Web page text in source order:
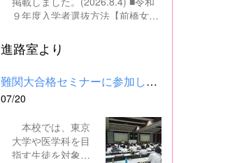
９年度入学者選抜方法【前橋女子
委員会webサイト 高校入試に関
するページはこちら
進路室より
難関大合格セミナーに参加しました
07/20
本校では、東京
大学や医学科を目
指す生徒を対象